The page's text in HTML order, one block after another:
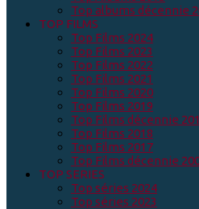
Top albums décennie
TOP FILMS
Top Films 2024
Top Films 2023
Top Films 2022
Top Films 2021
Top Films 2020
Top Films 2019
Top Films décennie
Top Films 2018
Top Films 2017
Top Films décennie
TOP SERIES
Top séries 2024
Top séries 2023